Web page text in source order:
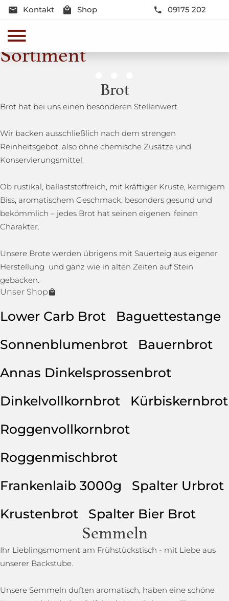
Kontakt Shop 09175 202
Sortiment
Genussmomente
Herzhaft oder süß - Beste Qualität und Frische sind
Brot
Brot hat bei uns einen besonderen Stellenwert.
Wir backen ausschließlich nach dem strengen
Reinheitsgebot, also ohne chemische Zusätze und
Konservierungsmittel.
Ob rustikal, ballaststoffreich, mit kräftiger Kruste, kernigem
Biss, aromatischem Geschmack, besonders gesund und
bekömmlich – jedes Brot hat seinen eigenen, feinen
Charakter.
Unsere Brote werden übrigens mit Sauerteig aus eigener
Herstellung und ganz wie in alten Zeiten auf Stein
gebacken.
Unser Shop
Lower Carb Brot
Baguettestange
Sonnenblumenbrot
Bauernbrot
Annas Dinkelsprossenbrot
Dinkelvollkornbrot
Kürbiskernbrot
Roggenvollkornbrot
Roggenmischbrot
Frankenlaib 3000g
Spalter Urbrot
Krustenbrot
Spalter Bier Brot
Semmeln
Ihr Lieblingsmoment am Frühstückstisch - mit Liebe aus
unserer Backstube.
Unsere Semmeln duften aromatisch, haben eine schöne